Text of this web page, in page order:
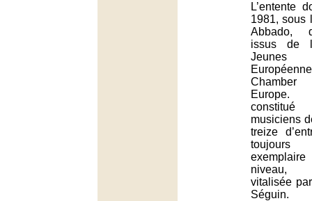
L’entente
1981, sous
Abbado,
issus de
Jeunes
Europe.
musiciens
treize
toujours
niveau,
vitalisée
Séguin.